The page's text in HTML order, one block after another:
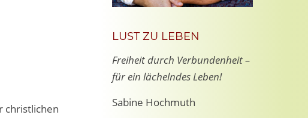
christlichen
LUST ZU LEBEN
Freiheit durch Verbundenheit –
für ein lächelndes Leben!
Sabine Hochmuth